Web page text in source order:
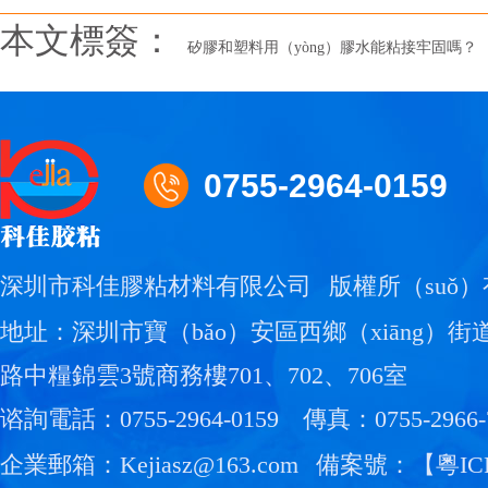
本文標簽： 矽膠和塑料用（yòng）膠水能粘接牢固嗎？
0755-2964-0159
深圳市科佳膠粘材料有限公司
版權所（suǒ
地址：深圳市寶（bǎo）安區西鄉（xiāng）街
路中糧錦雲3號商務樓701、702、706室
谘詢電話：0755-2964-0159
傳真：0755-
企業郵箱：Kejiasz@163.com
備案號：【粵